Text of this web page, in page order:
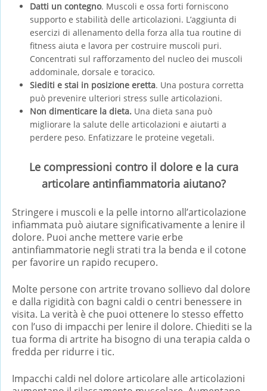
Datti un contegno. Muscoli e ossa forti forniscono
supporto e stabilità delle articolazioni. L’aggiunta di
esercizi di allenamento della forza alla tua routine di
fitness aiuta e lavora per costruire muscoli puri.
Concentrati sul rafforzamento del nucleo dei muscoli
addominale, dorsale e toracico.
Siediti e stai in posizione eretta. Una postura corretta
può prevenire ulteriori stress sulle articolazioni.
Non dimenticare la dieta. Una dieta sana può
migliorare la salute delle articolazioni e aiutarti a
perdere peso. Enfatizzare le proteine vegetali.
Le compressioni contro il dolore e la cura
articolare antinfiammatoria aiutano?
Stringere i muscoli e la pelle intorno all’articolazione
infiammata può aiutare significativamente a lenire il
dolore. Puoi anche mettere varie erbe
antinfiammatorie negli strati tra la benda e il cotone
per favorire un rapido recupero.
Molte persone con artrite trovano sollievo dal dolore
e dalla rigidità con bagni caldi o centri benessere in
visita. La verità è che puoi ottenere lo stesso effetto
con l’uso di impacchi per lenire il dolore. Chiediti se la
tua forma di artrite ha bisogno di una terapia calda o
fredda per ridurre i tic.
Impacchi caldi nel dolore articolare alle articolazioni